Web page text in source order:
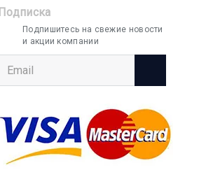
Подписка
Подпишитесь на свежие новости
и акции компании